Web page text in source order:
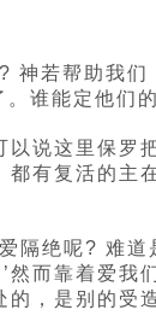
神若帮助我
谁能定他们
说这里保罗
有复活的
隔绝呢? 难
而靠着爱
，是别的